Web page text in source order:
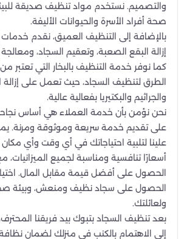
والتصميم. نستخدم مواد تنظيف صديقة
صحة أفراد الأسرة والحيوانات الأليفة.
بالإضافة إلى التنظيف العميق، نقدم
إزالة البقع الصعبة، وتعقيم السجاد، ومعالجة
كما نوفر خدمة التنظيف بالبخار التي
الطرق لتنظيف السجاد، حيث تعمل على إزالة
والجراثيم والبكتيريا بفعالية عالية.
نحن نؤمن بأن خدمة العملاء هي أساس
على تقديم خدمة سريعة وموثوقة ومرنة.
علينا لتلبية احتياجاتك في أي وقت وأي
أسعارًا تنافسية ومناسبة لجميع
الحصول على أفضل قيمة مقابل المال.
الحصول على سجاد نظيف ومنعش، وبيئة
ولعائلتك.
بعد تنظيف السجاد بتبوك بيد فريقنا
إلى الاهتمام بالكنب في منزلك لضمان نظافة